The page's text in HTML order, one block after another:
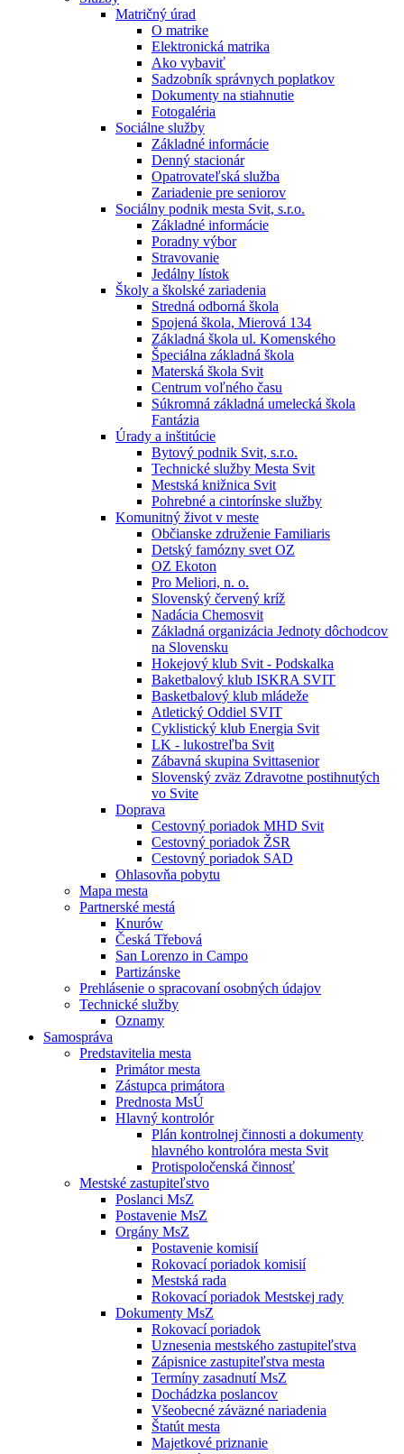
Matričný úrad
O matrike
Elektronická matrika
Ako vybaviť
Sadzobník správnych poplatkov
Dokumenty na stiahnutie
Fotogaléria
Sociálne služby
Základné informácie
Denný stacionár
Opatrovateľská služba
Zariadenie pre seniorov
Sociálny podnik mesta Svit, s.r.o.
Základné informácie
Poradny výbor
Stravovanie
Jedálny lístok
Školy a školské zariadenia
Stredná odborná škola
Spojená škola, Mierová 134
Základná škola ul. Komenského
Špeciálna základná škola
Materská škola Svit
Centrum voľného času
Súkromná základná umelecká škola
Fantázia
Úrady a inštitúcie
Bytový podnik Svit, s.r.o.
Technické služby Mesta Svit
Mestská knižnica Svit
Pohrebné a cintorínske služby
Komunitný život v meste
Občianske združenie Familiaris
Detský famózny svet OZ
OZ Ekoton
Pro Meliori, n. o.
Slovenský červený kríž
Nadácia Chemosvit
Základná organizácia Jednoty dôchodcov
na Slovensku
Hokejový klub Svit - Podskalka
Baketbalový klub ISKRA SVIT
Basketbalový klub mládeže
Atletický Oddiel SVIT
Cyklistický klub Energia Svit
LK - lukostreľba Svit
Zábavná skupina Svittasenior
Slovenský zväz Zdravotne postihnutých
vo Svite
Doprava
Cestovný poriadok MHD Svit
Cestovný poriadok ŽSR
Cestovný poriadok SAD
Ohlasovňa pobytu
Mapa mesta
Partnerské mestá
Knurów
Česká Třebová
San Lorenzo in Campo
Partizánske
Prehlásenie o spracovaní osobných údajov
Technické služby
Oznamy
Samospráva
Predstavitelia mesta
Primátor mesta
Zástupca primátora
Prednosta MsÚ
Hlavný kontrolór
Plán kontrolnej činnosti a dokumenty
hlavného kontrolóra mesta Svit
Protispoločenská činnosť
Mestské zastupiteľstvo
Poslanci MsZ
Postavenie MsZ
Orgány MsZ
Postavenie komisií
Rokovací poriadok komisií
Mestská rada
Rokovací poriadok Mestskej rady
Dokumenty MsZ
Rokovací poriadok
Uznesenia mestského zastupiteľstva
Zápisnice zastupiteľstva mesta
Termíny zasadnutí MsZ
Dochádzka poslancov
Všeobecné záväzné nariadenia
Štatút mesta
Majetkové priznanie